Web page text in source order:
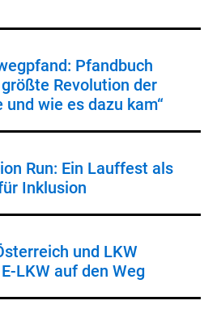
Pfandbuch
Revolution der
wie es dazu kam“
Run: Ein Lauffest als
Inklusion
und LKW
LKW auf den Weg